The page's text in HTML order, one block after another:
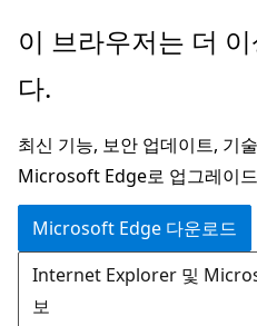
주
콘
츠
로
건
너
뛰
기
이 브라우저는 더
다.
최신 기능, 보안 업데이트, 기
Microsoft Edge로 업그레이
Microsoft Edge 다운로드
Internet Explorer 및
보